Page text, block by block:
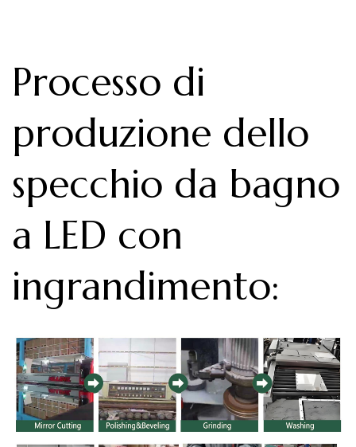
Processo di
produzione dello
specchio da bagno
a LED con
ingrandimento: